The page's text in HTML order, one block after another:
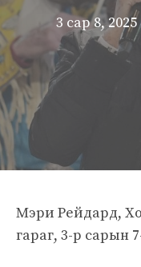
3 сар 8, 2025
Мэри Рейдард,
гараг, 3-р сарын